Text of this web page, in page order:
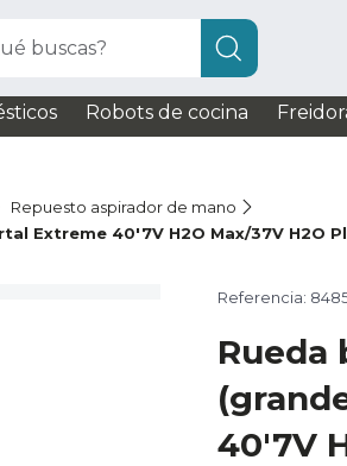
buscas?
Robots de cocina
Repuesto aspirador de mano
Extreme 40'7V H2O Max/37V H2O
Referencia:
Rueda
40'7V